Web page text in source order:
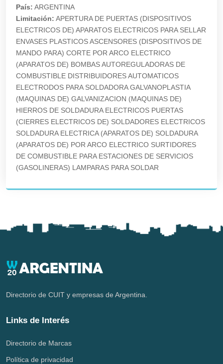
País: ARGENTINA
Limitación: APERTURA DE PUERTAS (DISPOSITIVOS
ELECTRICOS DE) APARATOS ELECTRICOS PARA SELLAR
ENVASES PLASTICOS ASCENSORES (DISPOSITIVOS DE
MANDO PARA) CORTE POR ARCO ELECTRICO
(APARATOS DE) BOMBAS AUTOREGULADORAS DE
COMBUSTIBLE DISTRIBUIDORES AUTOMATICOS
ELECTRODOS PARA SOLDADORA GALVANOPLASTIA
(MAQUINAS DE) GALVANIZACION (MAQUINAS DE)
HIERROS DE SOLDADURA ELECTRICOS PUERTAS
(CIERRES ELECTRICOS DE) SOLDADORES ELECTRICOS
SOLDADURA ELECTRICA (APARATOS DE) SOLDADURA
(APARATOS DE) POR ARCO ELECTRICO SURTIDORES
DE COMBUSTIBLE PARA ESTACIONES DE SERVICIOS
(GASOLINERAS) LAMPARAS PARA SOLDAR
Directorio de CUIT y empresas de Argentina.
Links de Interés
Directorio de Marcas
Política de privacidad